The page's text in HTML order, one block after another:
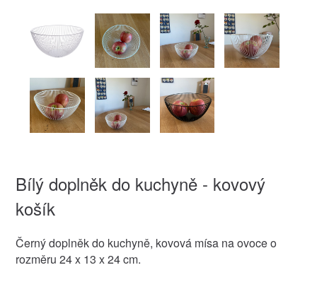
Bílý doplněk do kuchyně - kovový
košík
Černý doplněk do kuchyně, kovová mísa na ovoce o
rozměru 24 x 13 x 24 cm.